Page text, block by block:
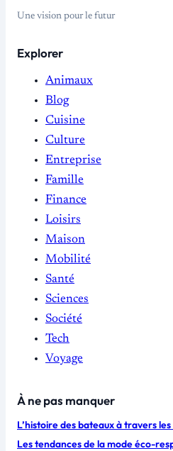
Une vision pour le futur
Explorer
Animaux
Blog
Cuisine
Culture
Entreprise
Famille
Finance
Loisirs
Maison
Mobilité
Santé
Sciences
Société
Tech
Voyage
À ne pas manquer
L’histoire des bateaux à travers les
Les tendances de la mode éco-